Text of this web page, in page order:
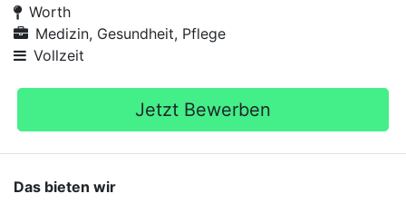
Worth
Medizin, Gesundheit, Pflege
Vollzeit
Jetzt Bewerben
Das bieten wir